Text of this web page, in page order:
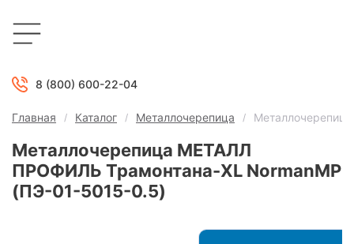
8 (800) 600-22-04
Главная Каталог Металлочерепица
Металлочерепица МЕТАЛЛ
ПРОФИЛЬ Трамонтана-XL NormanMP
(ПЭ-01-5015-0.5)